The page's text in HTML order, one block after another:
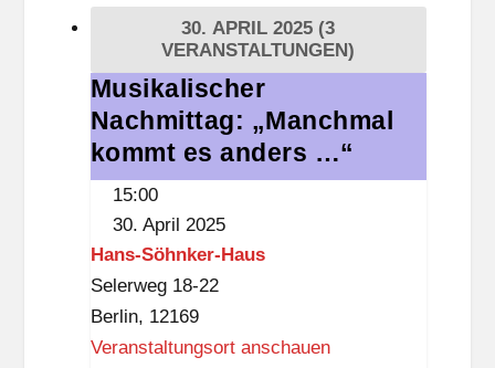
s
e
l
e
n
d
o
r
f
30. APRIL 2025 (3
VERANSTALTUNGEN)
Musikalischer
Nachmittag:
„Manchmal
kommt
Musikalischer
Nachmittag: „Manchmal
kommt es anders …“
15:00
30. April 2025
Hans-Söhnker-Haus
Selerweg 18-22
Berlin, 12169
Veranstaltungsort anschauen